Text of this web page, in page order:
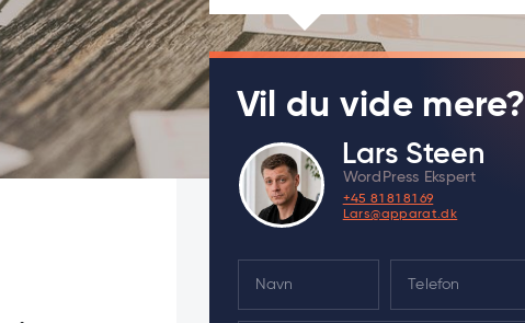
Vil du vide mere?
Lars Steen
WordPress Ekspert
+45 81 81 81 69
Lars@apparat.dk
m